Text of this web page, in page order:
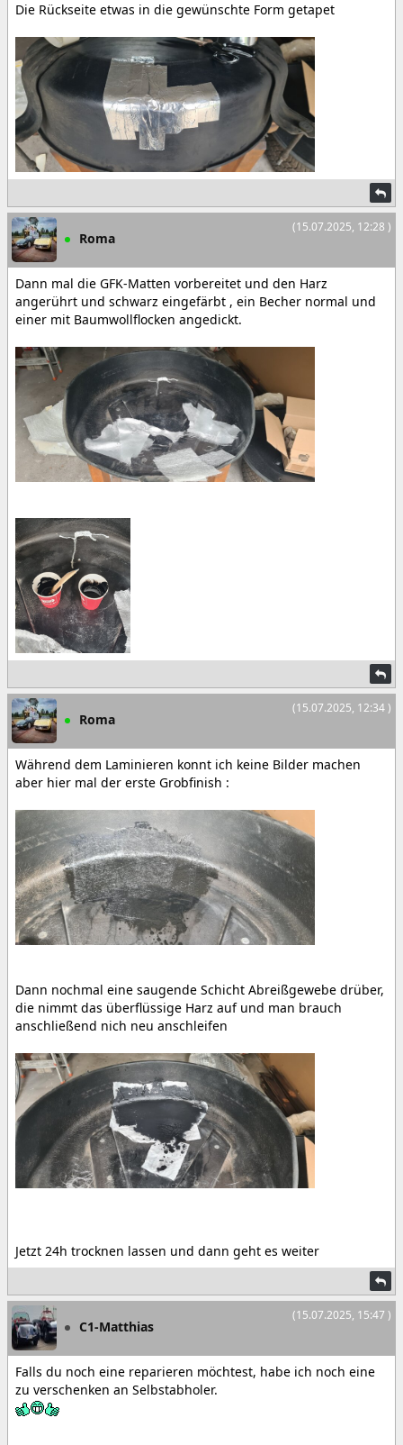
Die Rückseite etwas in die gewünschte Form getapet
(15.07.2025, 12:28 )
Roma
Dann mal die GFK-Matten vorbereitet und den Harz
angerührt und schwarz eingefärbt , ein Becher normal und
einer mit Baumwollflocken angedickt.
(15.07.2025, 12:34 )
Roma
Während dem Laminieren konnt ich keine Bilder machen
aber hier mal der erste Grobfinish :
Dann nochmal eine saugende Schicht Abreißgewebe drüber,
die nimmt das überflüssige Harz auf und man brauch
anschließend nich neu anschleifen
Jetzt 24h trocknen lassen und dann geht es weiter
(15.07.2025, 15:47 )
C1-Matthias
Falls du noch eine reparieren möchtest, habe ich noch eine
zu verschenken an Selbstabholer.